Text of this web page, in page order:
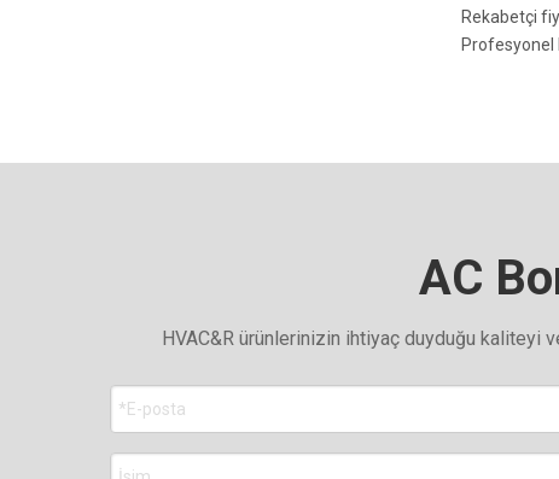
Rekabetçi
AC
HVAC&R ürünlerinizin ihtiyaç duyduğu kaliteyi